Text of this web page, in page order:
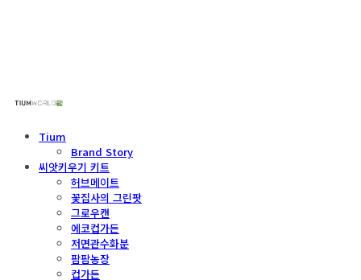
Tium
Brand Story
씨앗키우기 키트
허브메이트
꽃집사의 그린팟
그로우캔
에코컵가든
저면관수화분
팜팜농장
컵가든